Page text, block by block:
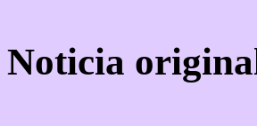
Noticia